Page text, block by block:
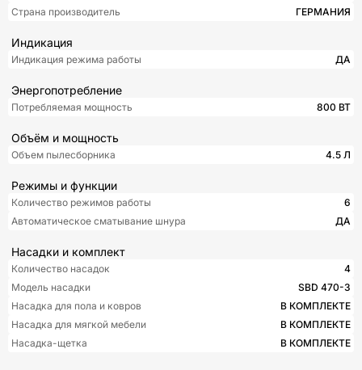
Страна производитель
ГЕРМАНИЯ
Индикация
Индикация режима работы ДА
Энергопотребление
Потребляемая мощность 800 ВТ
Объём и мощность
Объем пылесборника 4.5 Л
Режимы и функции
Количество режимов работы
6
Автоматическое сматывание шнура
ДА
Насадки и комплект
Количество насадок
4
Модель насадки
SBD 470-3
Насадка для пола и ковров
В КОМПЛЕКТЕ
Насадка для мягкой мебели
В КОМПЛЕКТЕ
Насадка-щетка
В КОМПЛЕКТЕ